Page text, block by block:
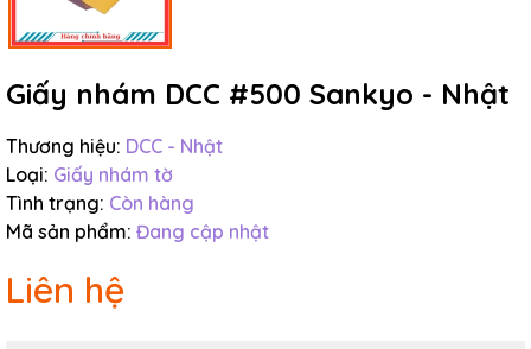
Giấy nhám DCC #500 Sankyo - Nhật
Thương hiệu: DCC - Nhật
Loại: Giấy nhám tờ
Tình trạng: Còn hàng
Mã sản phẩm: Đang cập nhật
Liên hệ